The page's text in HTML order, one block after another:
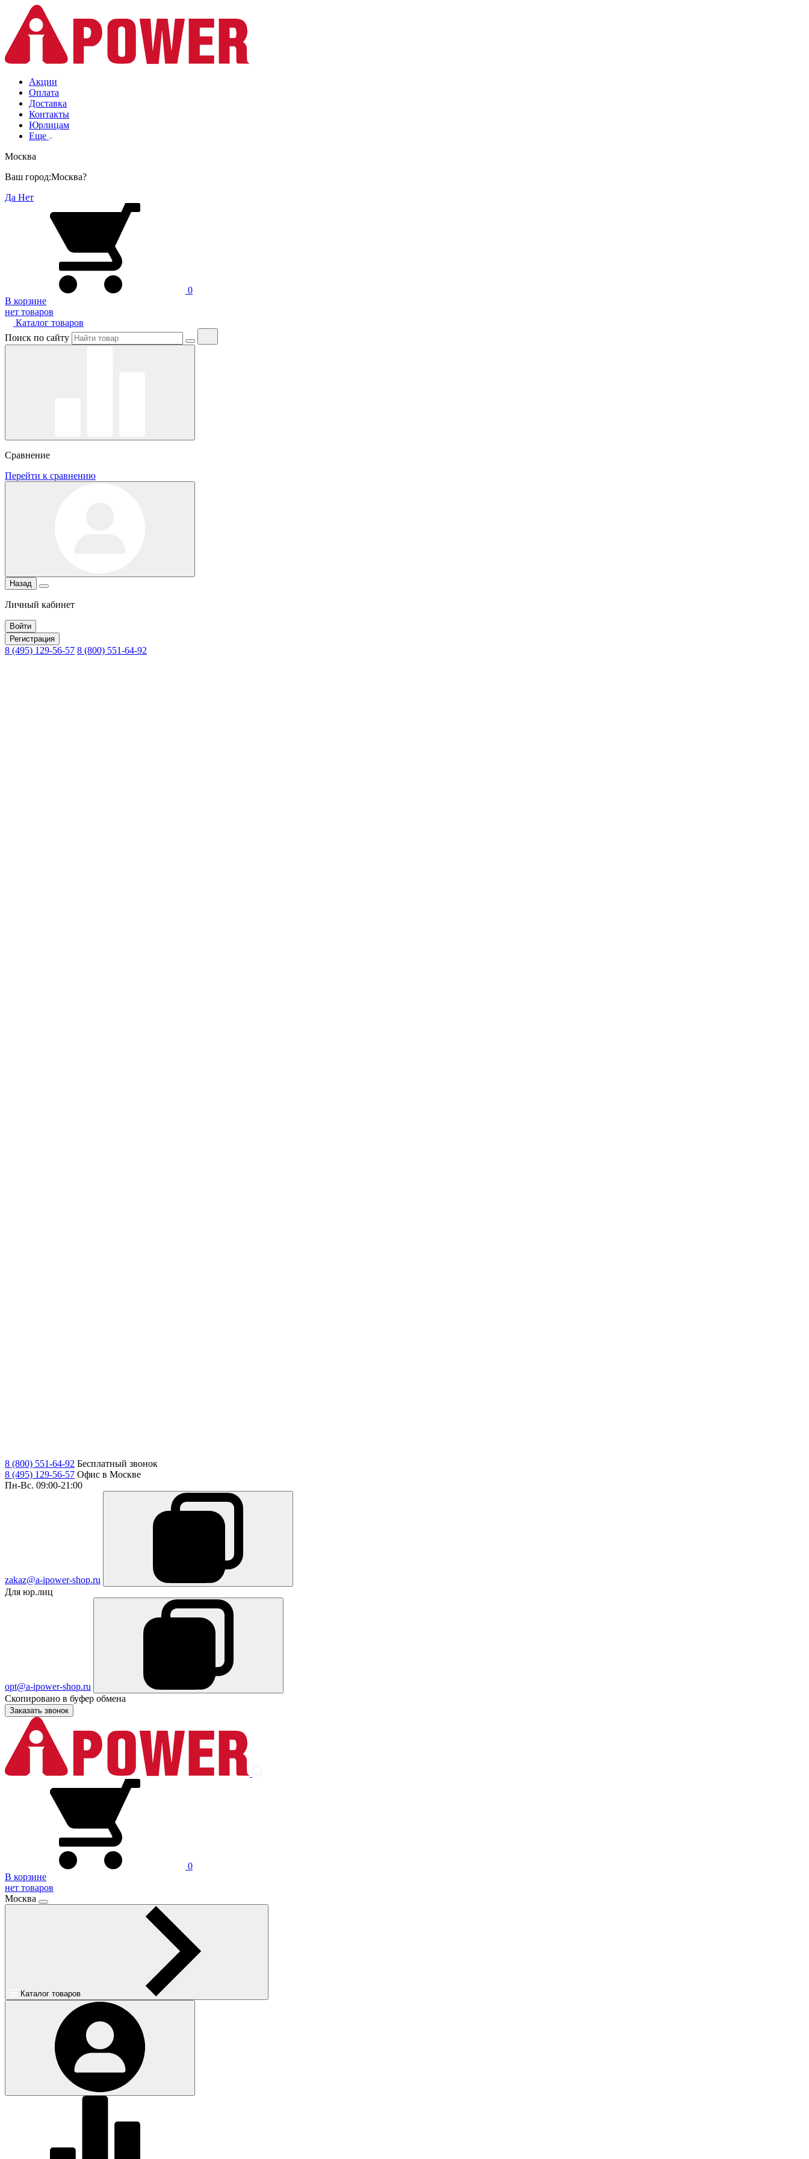
Акции
Оплата
Доставка
Контакты
Юрлицам
Еще
Москва
Ваш город:Москва?
Да Нет
0
В корзине
нет товаров
Каталог товаров
Поиск по сайту
Сравнение
Перейти к сравнению
Назад
Личный кабинет
Войти
Регистрация
8 (495) 129-56-57 8 (800) 551-64-92
8 (800) 551-64-92 Бесплатный звонок
8 (495) 129-56-57 Офис в Москве
Пн-Вс. 09:00-21:00
zakaz@a-ipower-shop.ru
Для юр.лиц
opt@a-ipower-shop.ru
Скопировано в буфер обмена
Заказать звонок
0
В корзине
нет товаров
Москва
Каталог товаров